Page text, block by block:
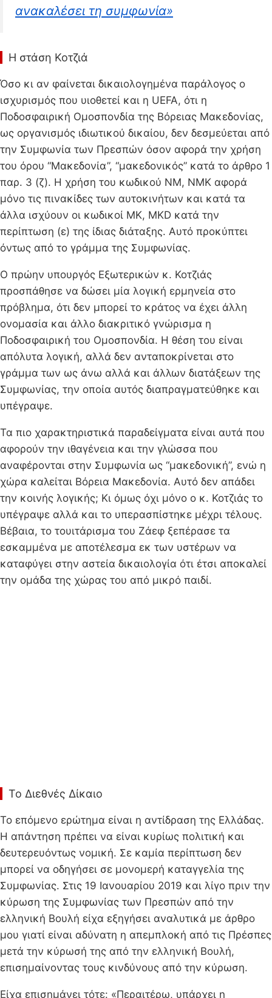
ανακαλέσει τη συμφωνία»
Η στάση Κοτζιά
Όσο κι αν φαίνεται δικαιολογημένα παράλογος ο
ισχυρισμός που υιοθετεί και η UEFA, ότι η
Ποδοσφαιρική Ομοσπονδία της Βόρειας Μακεδονίας,
ως οργανισμός ιδιωτικού δικαίου, δεν δεσμεύεται από
την Συμφωνία των Πρεσπών όσον αφορά την χρήση
του όρου “Μακεδονία”, “μακεδονικός” κατά το άρθρο 1
παρ. 3 (ζ). Η χρήση του κωδικού ΝΜ, NMK αφορά
μόνο τις πινακίδες των αυτοκινήτων και κατά τα
άλλα ισχύουν οι κωδικοί ΜΚ, ΜΚD κατά την
περίπτωση (ε) της ίδιας διάταξης. Αυτό προκύπτει
όντως από το γράμμα της Συμφωνίας.
Ο πρώην υπουργός Εξωτερικών κ. Κοτζιάς
προσπάθησε να δώσει μία λογική ερμηνεία στο
πρόβλημα, ότι δεν μπορεί το κράτος να έχει άλλη
ονομασία και άλλο διακριτικό γνώρισμα η
Ποδοσφαιρική του Ομοσπονδία. Η θέση του είναι
απόλυτα λογική, αλλά δεν ανταποκρίνεται στο
γράμμα των ως άνω αλλά και άλλων διατάξεων της
Συμφωνίας, την οποία αυτός διαπραγματεύθηκε και
υπέγραψε.
Τα πιο χαρακτηριστικά παραδείγματα είναι αυτά που
αφορούν την ιθαγένεια και την γλώσσα που
αναφέρονται στην Συμφωνία ως “μακεδονική”, ενώ η
χώρα καλείται Βόρεια Μακεδονία. Αυτό δεν απάδει
την κοινής λογικής; Κι όμως όχι μόνο ο κ. Κοτζιάς το
υπέγραψε αλλά και το υπερασπίστηκε μέχρι τέλους.
Βέβαια, το τουιτάρισμα του Ζάεφ ξεπέρασε τα
εσκαμμένα με αποτέλεσμα εκ των υστέρων να
καταφύγει στην αστεία δικαιολογία ότι έτσι αποκαλεί
την ομάδα της χώρας του από μικρό παιδί.
Το Διεθνές Δίκαιο
Το επόμενο ερώτημα είναι η αντίδραση της Ελλάδας.
Η απάντηση πρέπει να είναι κυρίως πολιτική και
δευτερευόντως νομική. Σε καμία περίπτωση δεν
μπορεί να οδηγήσει σε μονομερή καταγγελία της
Συμφωνίας. Στις 19 Ιανουαρίου 2019 και λίγο πριν την
κύρωση της Συμφωνίας των Πρεσπών από την
ελληνική Βουλή είχα εξηγήσει αναλυτικά με άρθρο
μου γιατί είναι αδύνατη η απεμπλοκή από τις Πρέσπες
μετά την κύρωσή της από την ελληνική Βουλή,
επισημαίνοντας τους κινδύνους από την κύρωση.
Είχα επισημάνει τότε: «Περαιτέρω, υπάρχει η